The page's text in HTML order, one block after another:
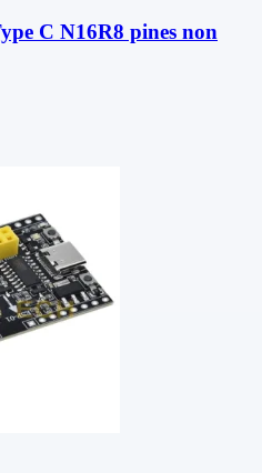
C N16R8 pines non